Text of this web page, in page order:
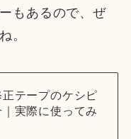
もあるので、ぜ
。
正テープのケシピ
実際に使ってみ